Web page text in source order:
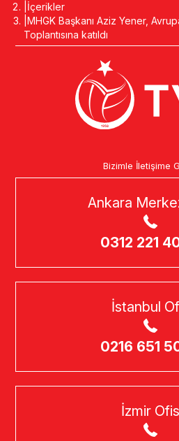
İçerikler
MHGK Başkanı Aziz Yener,
Toplantısına katıldı
Bizimle İletişime
Ankara
0312 221
İstanbul
0216 651
İzmir